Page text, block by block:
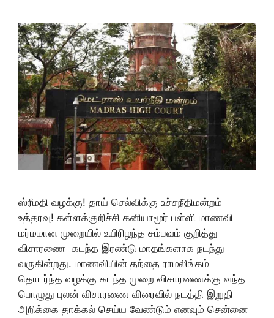
ஸ்ரீமதி வழக்கு! தாய் செல்விக்கு உச்சநீதிமன்றம்
உத்தரவு! கள்ளக்குறிச்சி கனியாமூர் பள்ளி மாணவி
மர்மமான முறையில் உயிரிழந்த சம்பவம் குறித்து
விசாரணை கடந்த இரண்டு மாதங்களாக நடந்து
வருகின்றது. மாணவியின் தந்தை ராமலிங்கம்
தொடர்ந்த வழக்கு கடந்த முறை விசாரணைக்கு வந்த
பொழுது புலன் விசாரணை விரைவில் நடத்தி இறுதி
அறிக்கை தாக்கல் செய்ய வேண்டும் எனவும் சென்னை